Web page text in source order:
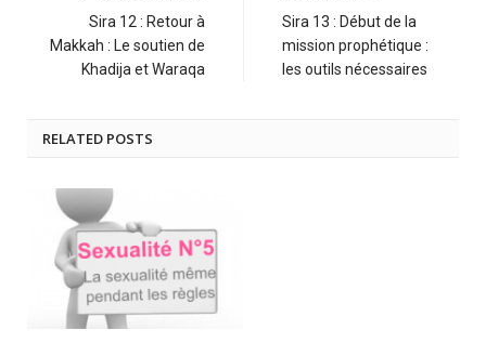
Sira 12 : Retour à
Makkah : Le soutien de
Khadija et Waraqa
Sira 13 : Début de la
mission prophétique :
les outils nécessaires
RELATED POSTS